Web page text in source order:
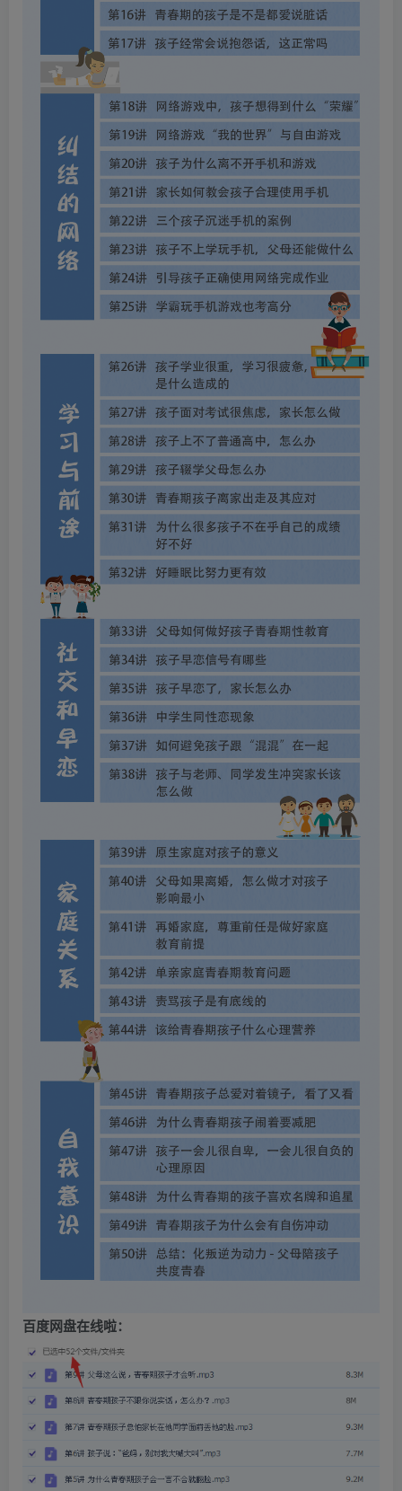
百度网盘在线啦：